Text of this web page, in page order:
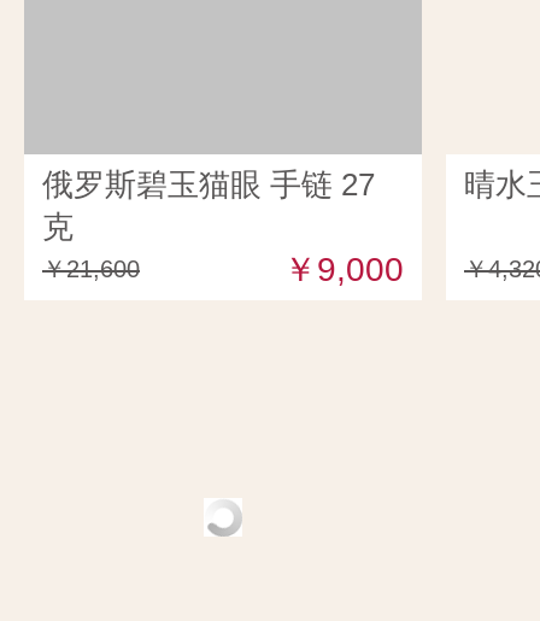
俄罗斯碧玉猫眼 手链 27
克
￥21,600 ￥9,000
晴水
￥